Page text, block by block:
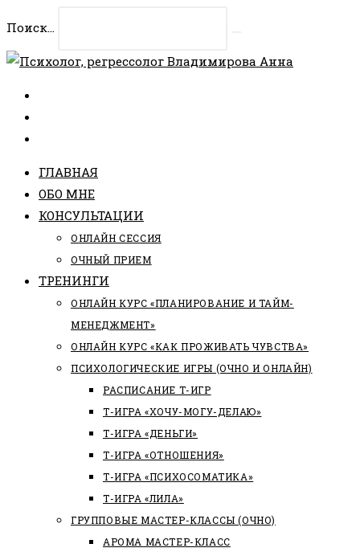
содержимому
Поиск...
ГЛАВНАЯ
ОБО МНЕ
КОНСУЛЬТАЦИИ
ОНЛАЙН СЕССИЯ
ОЧНЫЙ ПРИЕМ
ТРЕНИНГИ
ОНЛАЙН КУРС «ПЛАНИРОВАНИЕ И ТАЙМ-
МЕНЕДЖМЕНТ»
ОНЛАЙН КУРС «КАК ПРОЖИВАТЬ ЧУВСТВА»
ПСИХОЛОГИЧЕСКИЕ ИГРЫ (ОЧНО И ОНЛАЙН)
РАСПИСАНИЕ Т-ИГР
Т-ИГРА «ХОЧУ-МОГУ-ДЕЛАЮ»
Т-ИГРА «ДЕНЬГИ»
Т-ИГРА «ОТНОШЕНИЯ»
Т-ИГРА «ПСИХОСОМАТИКА»
Т-ИГРА «ЛИЛА»
ГРУППОВЫЕ МАСТЕР-КЛАССЫ (ОЧНО)
АРОМА МАСТЕР-КЛАСС